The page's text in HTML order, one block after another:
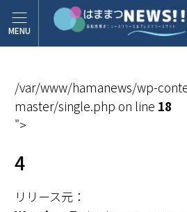
/var/www/hamanews/wp-
master/single.php on line 18
">
4
リリース元：